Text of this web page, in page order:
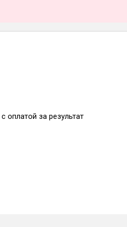
оплатой за результат